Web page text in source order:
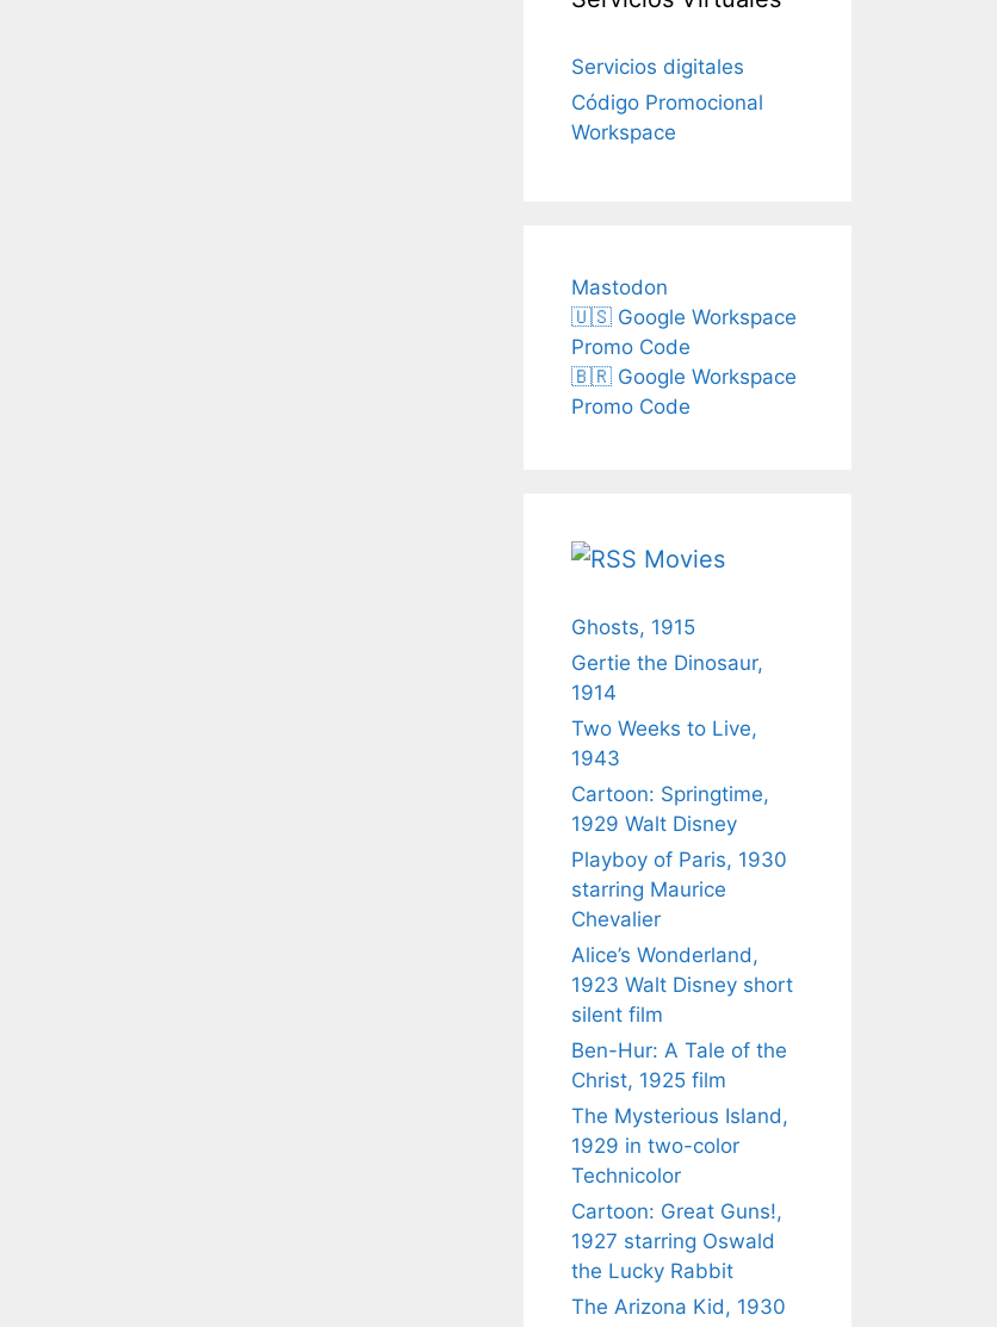
Servicios digitales
Código Promocional
Workspace
Mastodon
🇺🇸 Google Workspace
Promo Code
🇧🇷 Google Workspace
Promo Code
Movies
Ghosts, 1915
Gertie the Dinosaur,
1914
Two Weeks to Live,
1943
Cartoon: Springtime,
1929 Walt Disney
Playboy of Paris, 1930
starring Maurice
Chevalier
Alice’s Wonderland,
1923 Walt Disney short
silent film
Ben-Hur: A Tale of the
Christ, 1925 film
The Mysterious Island,
1929 in two-color
Technicolor
Cartoon: Great Guns!,
1927 starring Oswald
the Lucky Rabbit
The Arizona Kid, 1930